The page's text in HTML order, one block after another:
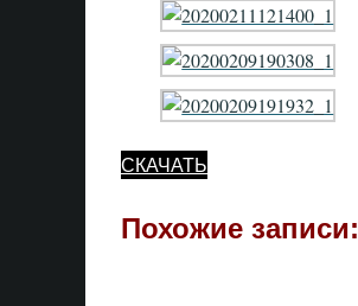
СКАЧАТЬ
Похожие записи: